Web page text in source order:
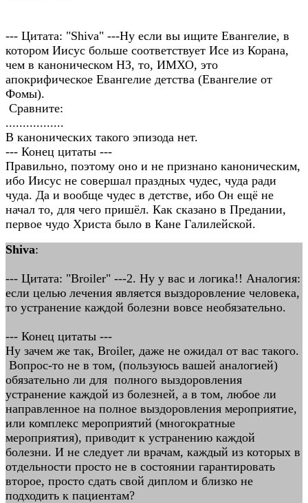
--- Цитата: "Shiva" ---Ну если вы ищите Евангелие, в
котором Иисус больше соответствует Исе из Корана,
чем в каноническом НЗ, то, ИМХО, это
апокрифическое Евангелие детства (Евангелие от
Фомы).
Сравните:
.................
В канонических такого эпизода нет.
--- Конец цитаты ---
Правильно, поэтому оно и не признано каноническим,
ибо Иисус не совершал праздных чудес, чуда ради
чуда. Да и вообще чудес в детстве, ибо Он ещё не
начал то, для чего пришёл. Как сказано в Предании,
первое чудо Христа было в Кане Галилейской.
Shiva:
--- Цитата: "Broiler" ---2. Ну у вас и логика!! Аналогия:
если целью лечения является выздоровление человека,
то устранение каждой болезни вовсе необязательно.
--- Конец цитаты ---
Ну зачем же так, Broiler, даже не ожидал от вас такого.
Вопрос-то не в том, (пользуюсь вашей аналогией)
обязательно ли для полного выздоровления
устранение каждой из болезней, а в том, любое ли
направленное на полное выздоровления мероприятие,
или комплекс мероприятий (многократные
мероприятия), приводит к устранению каждой
болезни. И не следует ли врачам, каждый из которых в
отдельности просто не в состоянии гарантировать
второе, просто сдать свой диплом и близко не
подходить к пациентам?